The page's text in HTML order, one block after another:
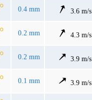
0.4 mm 3.6 m/s
0.2 mm 4.3 m/s
0.2 mm 3.9 m/s
0.1 mm 3.9 m/s